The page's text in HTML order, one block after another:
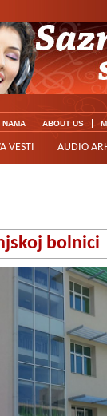
NAMA ABOUT US
VESTI AUDIO
bolnici